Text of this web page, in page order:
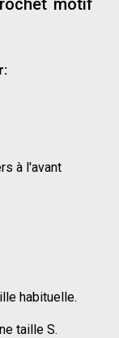
motif
à l'avant
habituelle.
taille S.